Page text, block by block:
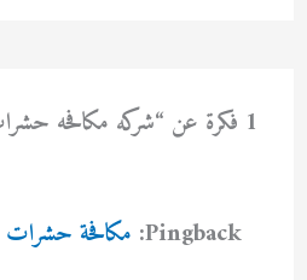
1 فكرة عن “شركه مكافحه حشرات الكويت”
Pingback: مكافحة حشرات